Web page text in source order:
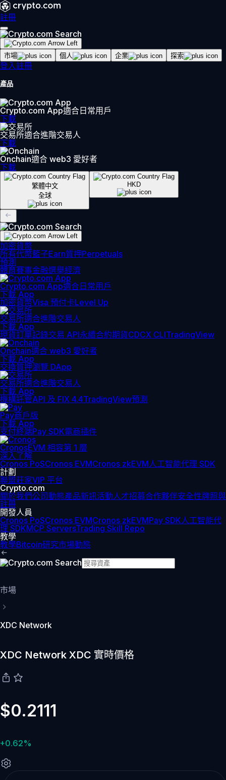
註冊
市場 個人 企業 探索
登入註冊
產品
Crypto.com App適合日常用戶
下載
交易所適合進階交易人
下載
Onchain適合 web3 愛好者
下載
繁體中文
全球
HKD
加密貨幣
所有代幣籃子Earn質押Perpetuals
預測
體育賽事金融選舉經濟
Crypto.com App適合日常用戶
下載 App
加密貨幣Visa 預付卡Level Up
交易所適合進階交易人
下載 App
現貨訂單記錄交易 API永續合約期貨CDCX CLITradingView
Onchain適合 web3 愛好者
下載 App
交換質押瀏覽 DApp
交易所適合進階交易人
下載 App
機構託管API 及 FIX 4.4TradingView預測
Pay商戶版
下載 App
支付終端Pay SDK電商插件
CronosEVM 相容第 1 層
深入了解
Cronos PoSCronos EVMCronos zkEVM人工智能代理 SDK
計劃
聯盟莊家VIP 平台
Crypto.com
關於我們公司動態產品新訊活動人才招募合作夥伴安全性牌照與
註冊
開發人員
Cronos PoSCronos EVMCronos zkEVMPay SDK人工智能代
理 SDKMCP ServersTrading Skill Repo
教學
教學Bitcoin研究市場動態
市場
XDC Network
XDC Network XDC 實時價格
$0.2111
+0.62%